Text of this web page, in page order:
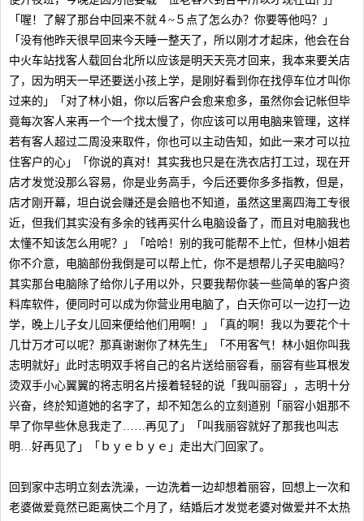
「喔！了解了那台中回来不就４~５点了怎么办？你要等他吗？」
「没有他昨天很早回来今天睡一整天了，所以刚才才起床，他会在台
中火车站找客人载回台北所以应该是明天天亮才回来，我本来要关店
了，因为明天一早还要送小孩上学，是刚好看到你在找停车位才叫你
过来的」「对了林小姐，你以后客户会愈来愈多，虽然你会记帐但毕
竟每次客人来再一个一个找太慢了，你应该可以用电脑来管理，这样
若有客人超过二周没来取件，你也可以主动告知，如此一来才可以拉
住客户的心」「你说的真对！其实我也只是在洗衣店打工过，现在开
店才发觉没那么容易，你是业务高手，今后还要你多多指教，但是，
店才刚开幕，坦白说会赚还是会赔也不知道，虽然这里离四海工专很
近，但我们其实没有多余的钱再买什么电脑设备了，而且对电脑我也
太懂不知该怎么用呢？」「哈哈！别的我可能帮不上忙，但林小姐若
你不介意，电脑部份我倒是可以帮上忙，你不是想帮儿子买电脑吗？
其实那台电脑除了给你儿子用以外，只要我帮你装一些简单的客户资
料库软件，便同时可以成为你营业用电脑了，白天你可以一边打一边
学，晚上儿子女儿回来便给他们用啊！」「真的啊！我以为要花个十
几廿万才可以呢？那真谢谢你了林先生」「不用客气！林小姐你叫我
志明就好」此时志明双手将自己的名片送给丽容看，丽容有些耳根发
烫双手小心翼翼的将志明名片接着轻轻的说「我叫丽容」，志明十分
兴奋，终於知道她的名字了，却不知怎么的立刻道别「丽容小姐那不
早了你早些休息我走了……再见了」「叫我丽容就好了那我也叫志
明…好再见了」「ｂｙｅｂｙｅ」走出大门回家了。
回到家中志明立刻去洗澡，一边洗着一边却想着丽容，回想上一次和
老婆做爱竟然已距离快二个月了，结婚后才发觉老婆对做爱并不太热